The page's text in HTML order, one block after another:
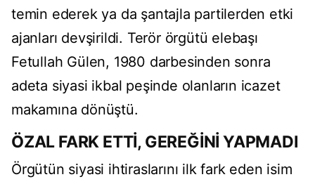
temin ederek ya da şantajla partilerden etki
ajanları devşirildi. Terör örgütü elebaşı
Fetullah Gülen, 1980 darbesinden sonra
adeta siyasi ikbal peşinde olanların icazet
makamına dönüştü.
ÖZAL FARK ETTİ, GEREĞİNİ YAPMADI
Örgütün siyasi ihtiraslarını ilk fark eden isim